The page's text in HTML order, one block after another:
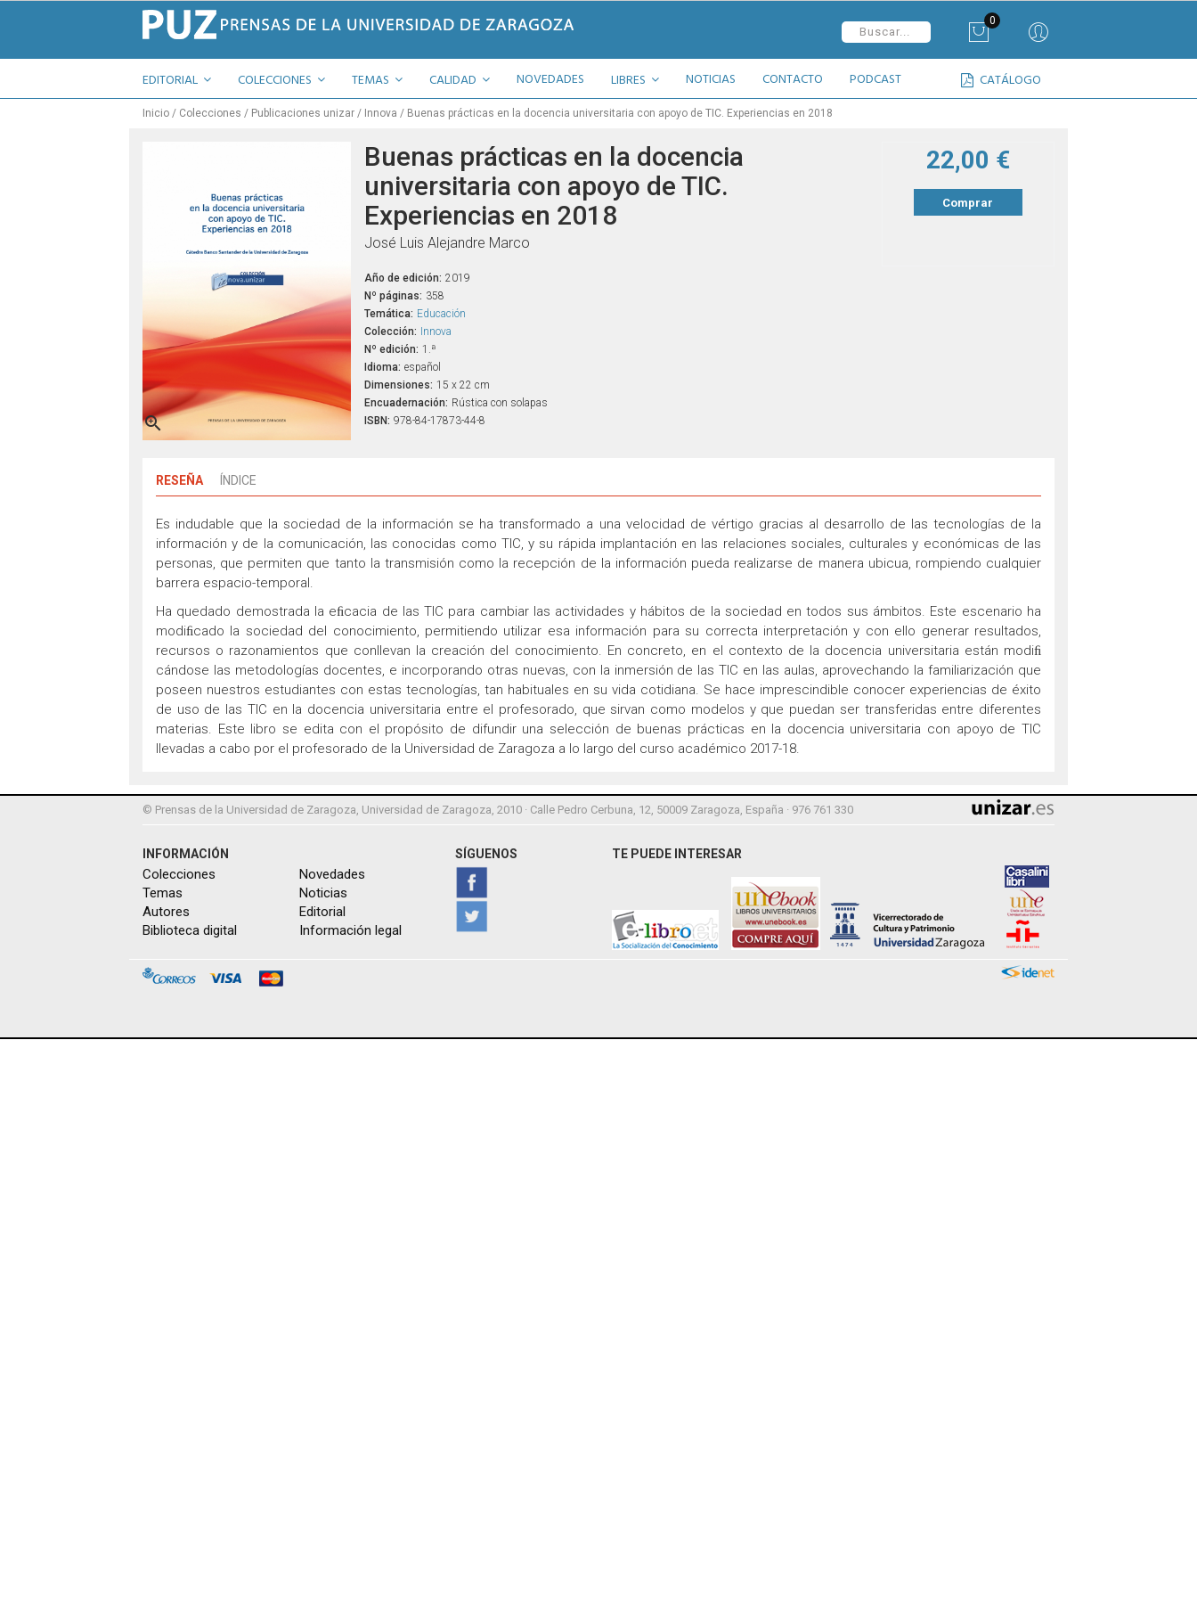
0
EDITORIAL COLECCIONES TEMAS CATÁLOGO
CALIDAD NOVEDADES LIBRES NOTICIAS CONTACTO PODCAST
Inicio Colecciones Publicaciones unizar Innova Buenas prácticas en la docencia universitaria con apoyo de TIC. Experiencias en 2018

Buenas prácticas en la docencia
universitaria con apoyo de TIC.
Experiencias en 2018
José Luis Alejandre Marco
Año de edición: 2019
Nº páginas: 358
Temática: Educación
Colección:
Innova
Nº edición: 1.ª
Idioma: español
Dimensiones: 15 x 22 cm
Encuadernación: Rústica con solapas
ISBN: 978-84-17873-44-8
22,00 €
Comprar
RESEÑA ÍNDICE
Es indudable que la sociedad de la información se ha transformado a una velocidad de vértigo gracias al desarrollo de las tecnologías de la
información y de la comunicación, las conocidas como TIC, y su rápida implantación en las relaciones sociales, culturales y económicas de las
personas, que permiten que tanto la transmisión como la recepción de la información pueda realizarse de manera ubicua, rompiendo cualquier
barrera espacio-temporal.
Ha quedado demostrada la eﬁcacia de las TIC para cambiar las actividades y hábitos de la sociedad en todos sus ámbitos. Este escenario ha
modiﬁcado la sociedad del conocimiento, permitiendo utilizar esa información para su correcta interpretación y con ello generar resultados,
recursos o razonamientos que conllevan la creación del conocimiento. En concreto, en el contexto de la docencia universitaria están modiﬁ
cándose las metodologías docentes, e incorporando otras nuevas, con la inmersión de las TIC en las aulas, aprovechando la familiarización que
poseen nuestros estudiantes con estas tecnologías, tan habituales en su vida cotidiana. Se hace imprescindible conocer experiencias de éxito
de uso de las TIC en la docencia universitaria entre el profesorado, que sirvan como modelos y que puedan ser transferidas entre diferentes
materias. Este libro se edita con el propósito de difundir una selección de buenas prácticas en la docencia universitaria con apoyo de TIC
llevadas a cabo por el profesorado de la Universidad de Zaragoza a lo largo del curso académico 2017-18.
© Prensas de la Universidad de Zaragoza, Universidad de Zaragoza, 2010 · Calle Pedro Cerbuna, 12, 50009 Zaragoza, España · 976 761 330
INFORMACIÓN
Colecciones
Temas
Autores
Biblioteca digital
Novedades
Noticias
Editorial
Información legal
SÍGUENOS TE PUEDE INTERESAR